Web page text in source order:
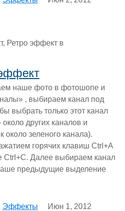
наше фото в фотошопе и
, выбираем канал под
выбрать только этот канал
других каналов и
около зеленого канала).
горячих клавиш Ctrl+A
Ctrl+C. Далее выбираем канал
предыдущие выделение
Эффекты Июн 1, 2012